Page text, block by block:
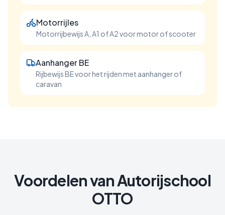
Motorrijles
Motorrijbewijs A, A1 of A2 voor motor of scooter
Aanhanger BE
Rijbewijs BE voor het rijden met aanhanger of
caravan
Voordelen van Autorijschool
OTTO